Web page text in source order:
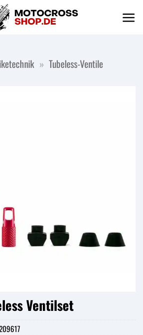
» Tubeless-Ventile
Ventilset